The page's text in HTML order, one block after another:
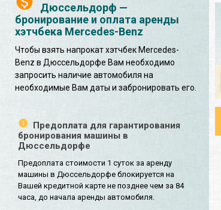
Дюссельдорф —
бронирование и оплата аренды
хэтчбека Mercedes-Benz
Чтобы взять напрокат хэтчбек Mercedes-
Benz в Дюссельдорфе Вам необходимо
запросить наличие автомобиля на
необходимые Вам даты и забронировать его.
Предоплата для гарантирования
бронирования машины в
Дюссельдорфе
Предоплата стоимости 1 суток за аренду
машины в Дюссельдорфе блокируется на
Вашей кредитной карте не позднее чем за 84
часа, до начала аренды автомобиля.